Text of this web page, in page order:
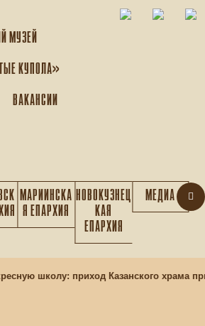
МУЗEЙ
КУПОЛА»
ВАКАНСИИ
МАРИИНСКА
Я ЕПАРХИЯ
НОВОКУЗНЕЦ
КАЯ
ЕПАРХИЯ
МЕДИА
школу: приход Казанского храма